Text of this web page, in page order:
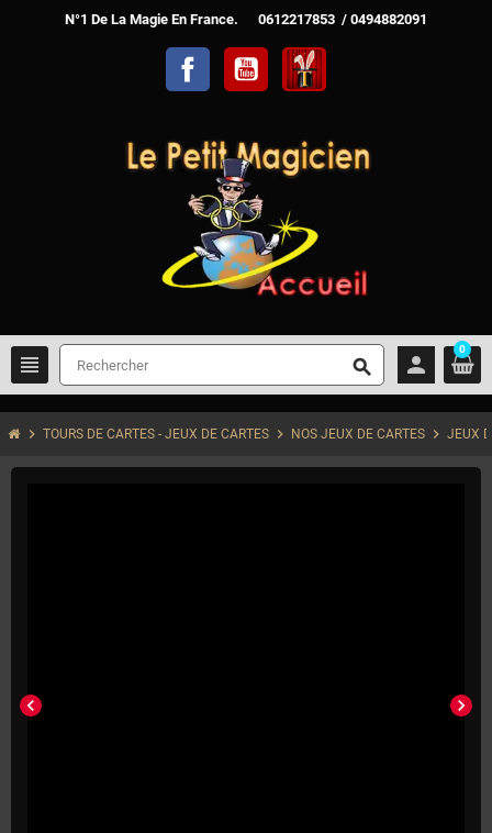
N°1 De La Magie En France. 0612217853 / 0494882091
Facebook YouTube
view_headline search person
0
chevron_right TOURS DE CARTES - JEUX DE CARTES chevron_right NOS JEUX DE CARTES chevron_right JEUX
chevron_left chevron_right